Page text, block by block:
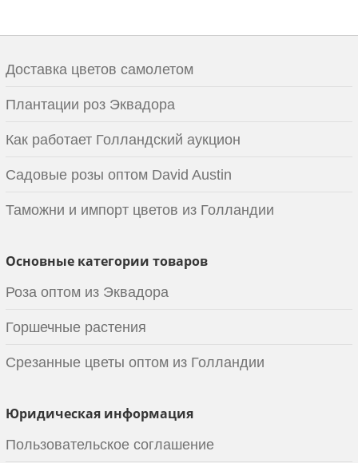
Доставка цветов самолетом
Плантации роз Эквадора
Как работает Голландский аукцион
Садовые розы оптом David Austin
Таможни и импорт цветов из Голландии
Основные категории товаров
Роза оптом из Эквадора
Горшечные растения
Срезанные цветы оптом из Голландии
Юридическая информация
Пользовательское соглашение